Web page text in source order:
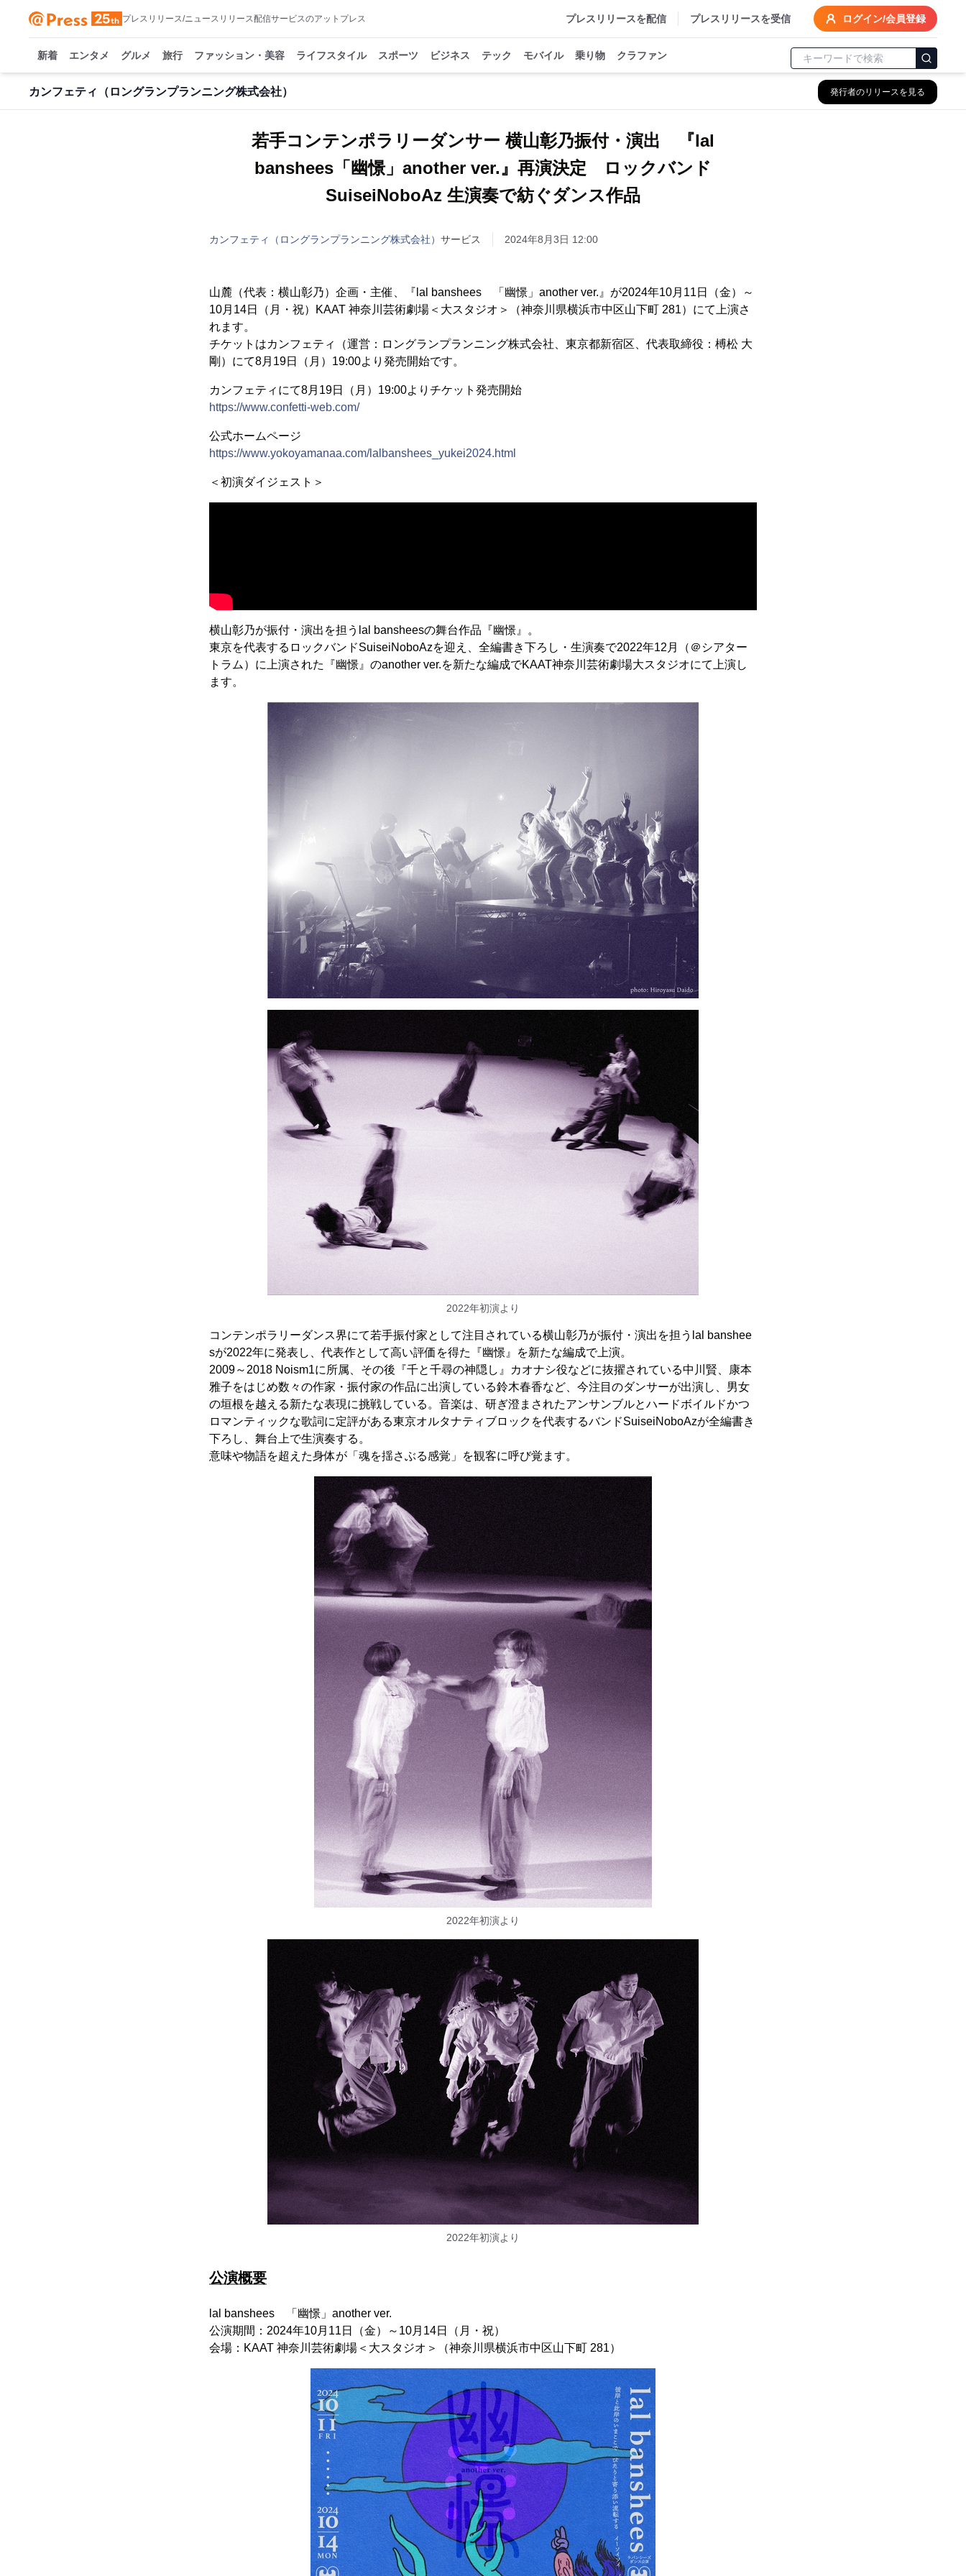
プレスリリース/ニュースリリース配信サービスのアットプレス プレスリリースを配信 プレスリリースを受信 ログイン/会員登録
新着 エンタメ グルメ 旅行 ファッション・美容 ライフスタイル スポーツ ビジネス テック モバイル 乗り物 クラファン
カンフェティ（ロングランプランニング株式会社） 発行者のリリースを見る
若手コンテンポラリーダンサー 横⼭彰乃振付・演出 『lal
banshees「幽憬」another ver.』再演決定 ロックバンド
SuiseiNoboAz 生演奏で紡ぐダンス作品
カンフェティ（ロングランプランニング株式会社） サービス 2024年8月3日 12:00
山麓（代表：横⼭彰乃）企画・主催、『lal banshees 「幽憬」another ver.』が2024年10⽉11⽇（⾦）～
10⽉14⽇（月・祝）KAAT 神奈川芸術劇場＜⼤スタジオ＞（神奈川県横浜市中区⼭下町 281）にて上演さ
れます。
チケットはカンフェティ（運営：ロングランプランニング株式会社、東京都新宿区、代表取締役：榑松 大
剛）にて8月19日（月）19:00より発売開始です。
カンフェティにて8月19日（月）19:00よりチケット発売開始
https://www.confetti-web.com/
公式ホームページ
https://www.yokoyamanaa.com/lalbanshees_yukei2024.html
＜初演ダイジェスト＞
横山彰乃が振付・演出を担うlal bansheesの舞台作品『幽憬』。
東京を代表するロックバンドSuiseiNoboAzを迎え、全編書き下ろし・生演奏で2022年12月（＠シアター
トラム）に上演された『幽憬』のanother ver.を新たな編成でKAAT神奈川芸術劇場大スタジオにて上演し
ます。
2022年初演より
コンテンポラリーダンス界にて若手振付家として注目されている横山彰乃が振付・演出を担うlal banshee
sが2022年に発表し、代表作として高い評価を得た『幽憬』を新たな編成で上演。
2009～2018 Noism1に所属、その後『千と千尋の神隠し』カオナシ役などに抜擢されている中川賢、康本
雅子をはじめ数々の作家・振付家の作品に出演している鈴木春香など、今注目のダンサーが出演し、男女
の垣根を越える新たな表現に挑戦している。音楽は、研ぎ澄まされたアンサンブルとハードボイルドかつ
ロマンティックな歌詞に定評がある東京オルタナティブロックを代表するバンドSuiseiNoboAzが全編書き
下ろし、舞台上で生演奏する。
意味や物語を超えた身体が「魂を揺さぶる感覚」を観客に呼び覚ます。
2022年初演より
2022年初演より
公演概要
lal banshees 「幽憬」another ver.
公演期間：2024年10⽉11⽇（⾦）～10⽉14⽇（月・祝）
会場：KAAT 神奈川芸術劇場＜⼤スタジオ＞（神奈川県横浜市中区⼭下町 281）